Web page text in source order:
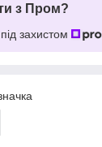
з Пром?
захистом